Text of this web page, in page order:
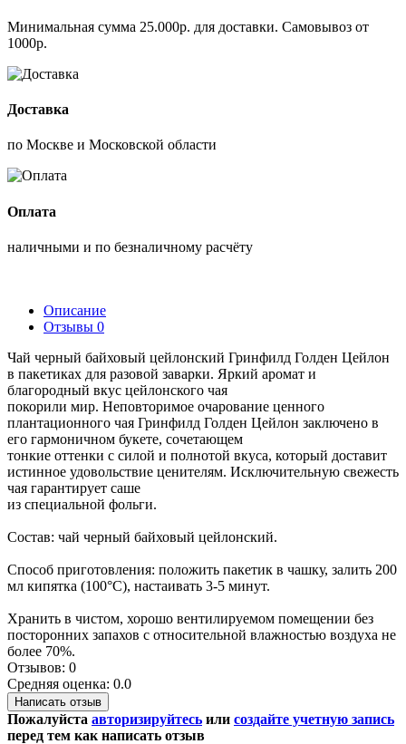
Минимальная сумма 25.000р. для доставки. Самовывоз от
1000р.
Доставка
по Москве и Московской области
Оплата
наличными и по безналичному расчёту
Описание
Отзывы 0
Чай черный байховый цейлонский Гринфилд Голден Цейлон
в пакетиках для разовой заварки. Яркий аромат и
благородный вкус цейлонского чая
покорили мир. Неповторимое очарование ценного
плантационного чая Гринфилд Голден Цейлон заключено в
его гармоничном букете, сочетающем
тонкие оттенки с силой и полнотой вкуса, который доставит
истинное удовольствие ценителям. Исключительную свежесть
чая гарантирует саше
из специальной фольги.
Состав: чай черный байховый цейлонский.
Способ приготовления: положить пакетик в чашку, залить 200
мл кипятка (100°С), настаивать 3-5 минут.
Хранить в чистом, хорошо вентилируемом помещении без
посторонних запахов с относительной влажностью воздуха не
более 70%.
Отзывов: 0
Средняя оценка: 0.0
Написать отзыв
Пожалуйста авторизируйтесь или создайте учетную запись
перед тем как написать отзыв